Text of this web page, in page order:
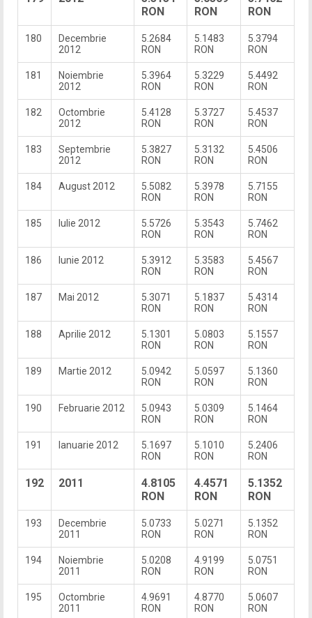
RON
RON
RON
180
Decembrie
2012
5.2684
RON
5.1483
RON
5.3794
RON
181
Noiembrie
2012
5.3964
RON
5.3229
RON
5.4492
RON
182
Octombrie
2012
5.4128
RON
5.3727
RON
5.4537
RON
183
Septembrie
2012
5.3827
RON
5.3132
RON
5.4506
RON
184 August 2012
5.5082
RON
5.3978
RON
5.7155
RON
185 Iulie 2012
5.5726
RON
5.3543
RON
5.7462
RON
186 Iunie 2012
5.3912
RON
5.3583
RON
5.4567
RON
187 Mai 2012
5.3071
RON
5.1837
RON
5.4314
RON
188 Aprilie 2012
5.1301
RON
5.0803
RON
5.1557
RON
189 Martie 2012
5.0942
RON
5.0597
RON
5.1360
RON
190 Februarie 2012
5.0943
RON
5.0309
RON
5.1464
RON
191 Ianuarie 2012
5.1697
RON
5.1010
RON
5.2406
RON
192 2011
4.8105
RON
4.4571
RON
5.1352
RON
193
Decembrie
2011
5.0733
RON
5.0271
RON
5.1352
RON
194
Noiembrie
2011
5.0208
RON
4.9199
RON
5.0751
RON
195
Octombrie
2011
4.9691
RON
4.8770
RON
5.0607
RON